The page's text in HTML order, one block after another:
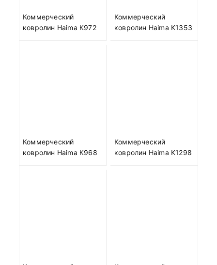
Коммерческий
ковролин Haima К972
Коммерческий
ковролин Haima K1353
Коммерческий
ковролин Haima К968
Коммерческий
ковролин Haima K1298